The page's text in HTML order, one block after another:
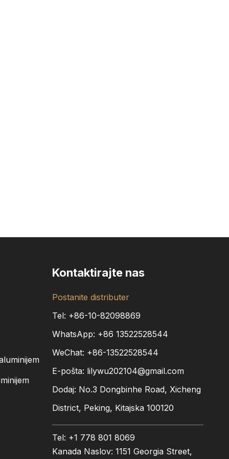
Kontaktirajte nas
Postanite distributer
Tel: +86-10-82098869
WhatsApp: +86 13522528544
WeChat: +86-13522528544
E-pošta: lilywu202104@gmail.com
Dodaj: No.3 Dongbinhe Road, Xicheng
District, Peking, Kitajska 100120
Tel: +1 778 801 8069
Kanada Naslov: 1151 Georgia Street,